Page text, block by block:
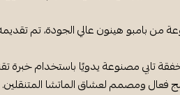
من بامبو هينون عالي الجودة، تم تقديمه
تابي مصنوعة يدويًا باستخدام خبرة
فعال ومصمم لعشاق الماتشا المتنقلين.